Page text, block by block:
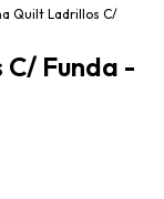
Quilt Ladrillos C/
Funda -